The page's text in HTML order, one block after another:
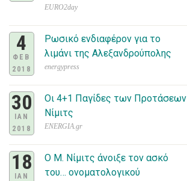
EURO2day
4
ΦΕΒ
2018
Ρωσικό ενδιαφέρον για το
λιμάνι της Αλεξανδρούπολης
energypress
30
IAN
2018
Οι 4+1 Παγίδες των Προτάσεων
Νίμιτς
ENERGIA.gr
18
IAN
Ο Μ. Νίμιτς άνοιξε τον ασκό
του… ονοματολογικού